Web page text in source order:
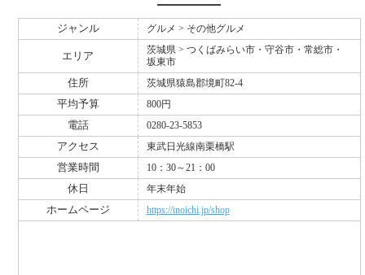
ジャンル グルメ > その他グルメ
エリア
茨城県 > つくばみらい市・守谷市・常総市・
坂東市
住所 茨城県猿島郡境町82-4
平均予算 800円
電話 0280-23-5853
アクセス 東武日光線南栗橋駅
営業時間 10：30～21：00
休日 年末年始
ホームページ https://inoichi.jp/shop